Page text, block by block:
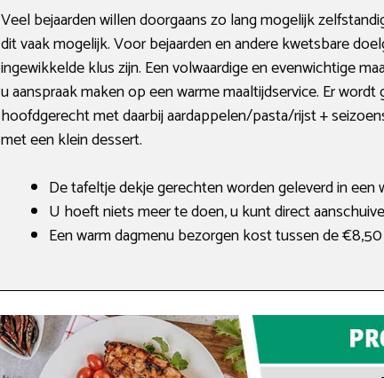
Veel bejaarden willen doorgaans zo lang mogelijk
dit vaak mogelijk. Voor bejaarden en andere kwetsbare
ingewikkelde klus zijn. Een volwaardige en evenwichtige
u aanspraak maken op een warme maaltijdservice. Er
hoofdgerecht met daarbij aardappelen/pasta/rijst +
met een klein dessert.
De tafeltje dekje gerechten worden geleverd in een
U hoeft niets meer te doen, u kunt direct
Een warm dagmenu bezorgen kost tussen de